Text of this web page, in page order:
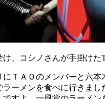
、コシノさんが手掛けた
ＴＡＯのメンバーと六本
ラーメンを食べに行きまし